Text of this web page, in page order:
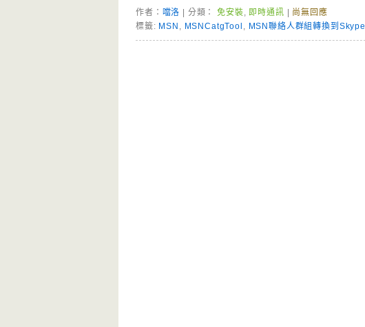
作者： 噹洛 | 分類：免安裝, 即時通訊
尚無回應
標籤: MSN , MSNCatgTool , MSN聯絡人群組轉換到Skype